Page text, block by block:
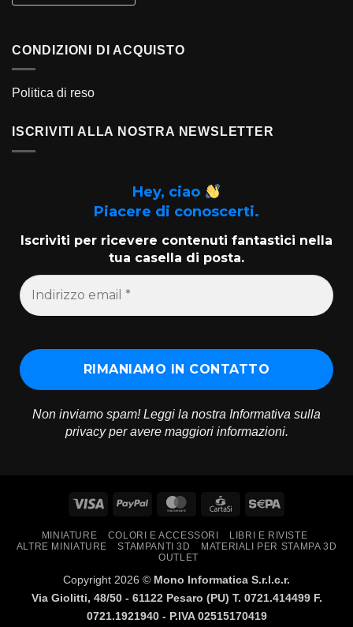
CONDIZIONI DI ACQUISTO
Politica di reso
ISCRIVITI ALLA NOSTRA NEWSLETTER
Hey, ciao
Piacere di conoscerti.
Iscriviti per ricevere contenuti fantastici nella
tua casella di posta.
Non inviamo spam! Leggi la nostra Informativa sulla
privacyper avere maggiori informazioni.
Visa PayPal MasterCardCartaSi
MINIATURE COLORI E ACCESSORI
LIBRI E RIVISTE
ALTRE MINIATURE
STAMPANTI 3D
MATERIALI PER STAMPA 3D
OUTLET
Copyright 2026 © Mono Informatica S.r.l.c.r.
Via Giolitti, 48/50 - 61122 Pesaro (PU) T. 0721.414499 F.
0721.1921940 - P.IVA 02515170419